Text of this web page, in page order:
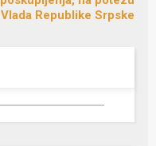
Vlada Republike Srpske